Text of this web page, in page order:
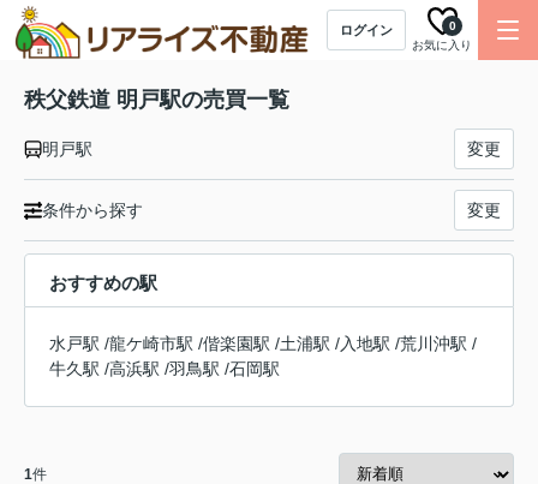
ログイン
お気に入り
0
秩父鉄道 明戸駅の売買一覧
明戸駅 変更
条件から探す 変更
おすすめの駅
水戸駅 /龍ケ崎市駅 /偕楽園駅 /土浦駅 /入地駅 /荒川沖駅 /
牛久駅 /高浜駅 /羽鳥駅 /石岡駅
1件